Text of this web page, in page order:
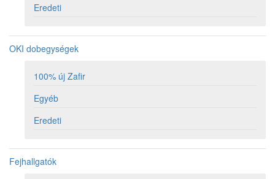
Eredeti
OKI dobegységek
100% új Zafir
Egyéb
Eredeti
Fejhallgatók